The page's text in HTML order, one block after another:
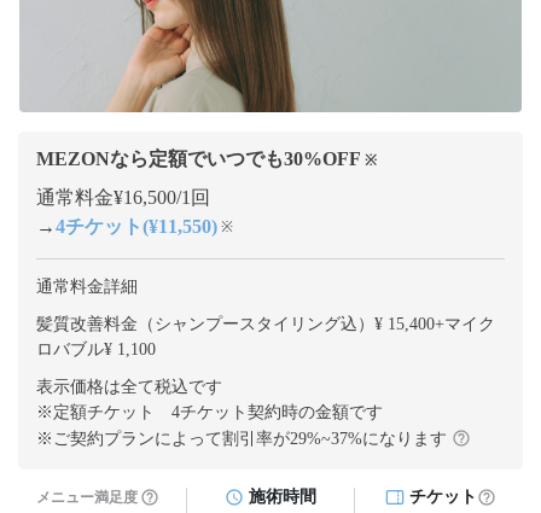
MEZONなら定額でいつでも30%OFF ※
通常料金¥16,500/1回
→4チケット(¥11,550) ※
通常料金詳細
髪質改善料金（シャンプースタイリング込）¥ 15,400+マイク
ロバブル¥ 1,100
表示価格は全て税込です
※定額チケット 4チケット契約時の金額です
※ご契約プランによって割引率が29%~37%になります
メニュー満足度 施術時間 チケット